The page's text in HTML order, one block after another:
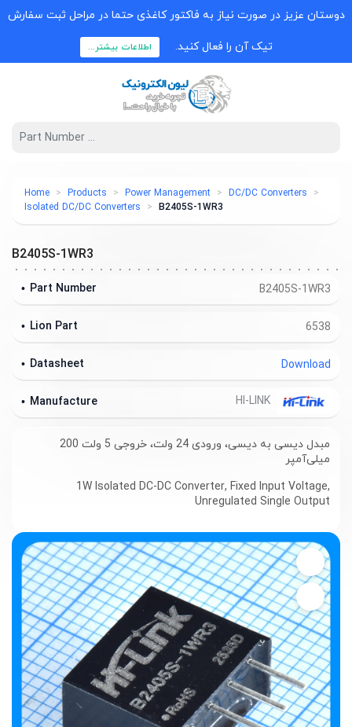
دوستان عزیز در صورت نیاز به فاکتور کاغذی حتما در مراحل ثبت سفارش
تیک آن را فعال کنید. اطلاعات بیشتر...
Home Products Power Management
DC/DC Converters
Isolated DC/DC Converters
B2405S-1WR3
B2405S-1WR3
B2405S-1WR3
Part Number
6538
Lion Part
Download
Datasheet
HI-LINK
Manufacture
مبدل دیسی به دیسی، ورودی 24 ولت، خروجی 5 ولت 200
میلی‌آمپر
1W Isolated DC-DC Converter, Fixed Input Voltage,
Unregulated Single Output